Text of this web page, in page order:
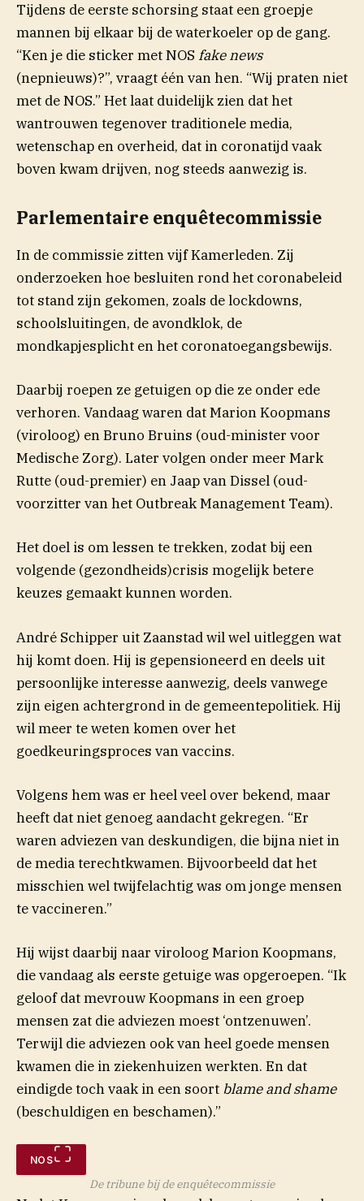
Tijdens de eerste schorsing staat een groepje
mannen bij elkaar bij de waterkoeler op de gang.
“Ken je die sticker met NOS fake news
(nepnieuws)?”, vraagt één van hen. “Wij praten niet
met de NOS.” Het laat duidelijk zien dat het
wantrouwen tegenover traditionele media,
wetenschap en overheid, dat in coronatijd vaak
boven kwam drijven, nog steeds aanwezig is.
Parlementaire enquêtecommissie
In de commissie zitten vijf Kamerleden. Zij
onderzoeken hoe besluiten rond het coronabeleid
tot stand zijn gekomen, zoals de lockdowns,
schoolsluitingen, de avondklok, de
mondkapjesplicht en het coronatoegangsbewijs.
Daarbij roepen ze getuigen op die ze onder ede
verhoren. Vandaag waren dat Marion Koopmans
(viroloog) en Bruno Bruins (oud-minister voor
Medische Zorg). Later volgen onder meer Mark
Rutte (oud-premier) en Jaap van Dissel (oud-
voorzitter van het Outbreak Management Team).
Het doel is om lessen te trekken, zodat bij een
volgende (gezondheids)crisis mogelijk betere
keuzes gemaakt kunnen worden.
André Schipper uit Zaanstad wil wel uitleggen wat
hij komt doen. Hij is gepensioneerd en deels uit
persoonlijke interesse aanwezig, deels vanwege
zijn eigen achtergrond in de gemeentepolitiek. Hij
wil meer te weten komen over het
goedkeuringsproces van vaccins.
Volgens hem was er heel veel over bekend, maar
heeft dat niet genoeg aandacht gekregen. “Er
waren adviezen van deskundigen, die bijna niet in
de media terechtkwamen. Bijvoorbeeld dat het
misschien wel twijfelachtig was om jonge mensen
te vaccineren.”
Hij wijst daarbij naar viroloog Marion Koopmans,
die vandaag als eerste getuige was opgeroepen. “Ik
geloof dat mevrouw Koopmans in een groep
mensen zat die adviezen moest ‘ontzenuwen’.
Terwijl die adviezen ook van heel goede mensen
kwamen die in ziekenhuizen werkten. En dat
eindigde toch vaak in een soort blame and shame
(beschuldigen en beschamen).”
NOS
De tribune bij de enquêtecommissie